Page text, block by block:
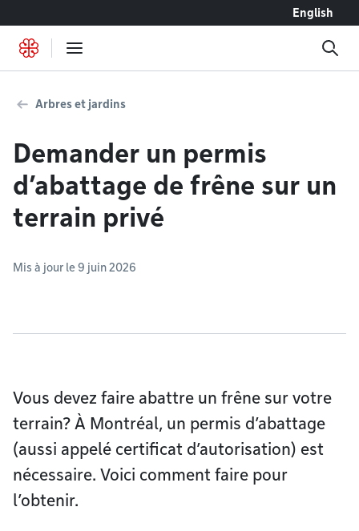
English
Arbres et jardins
Demander un permis
d’abattage de frêne sur un
terrain privé
Mis à jour le 9 juin 2026
Vous devez faire abattre un frêne sur votre
terrain? À Montréal, un permis d’abattage
(aussi appelé certificat d’autorisation) est
nécessaire. Voici comment faire pour
l’obtenir.